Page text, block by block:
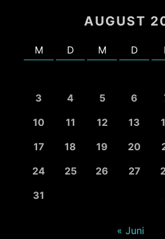
AUGUST
M D M D
3
4 5 6
10
11 12 13
17
18 19 20
24
25 26 27
31
« Juni